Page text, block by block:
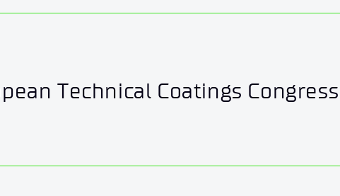
Technical Coatings